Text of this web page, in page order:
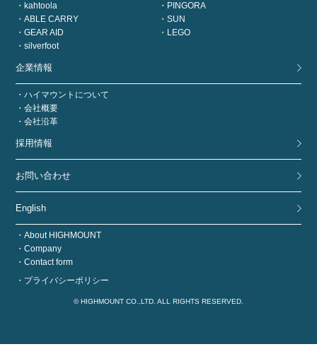
kahtoola
PINGORA
ABLE CARRY
SUN
GEAR AID
LEGO
silverfoot
企業情報
ハイマウントについて
会社概要
会社沿革
採用情報
お問い合わせ
English
About HIGHMOUNT
Company
Contact form
プライバシーポリシー
© HIGHMOUNT CO.,LTD. ALL RIGHTS RESERVED.